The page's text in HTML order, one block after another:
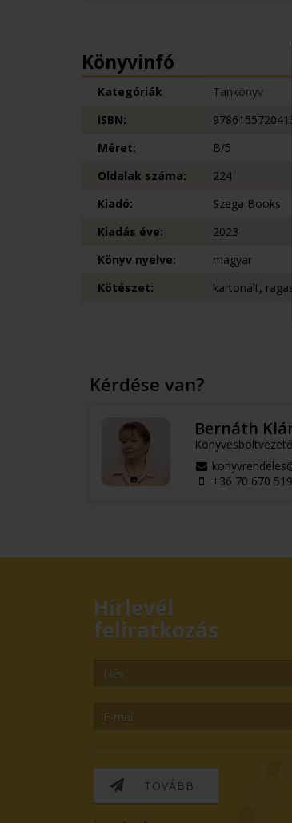
Könyvinfó
Kategóriák
Tankönyv
ISBN:
Méret:
B/5
Oldalak száma:
224
Kiadó:
Szega Books
Kiadás éve:
2023
Könyv nyelve:
magyar
Kötészet:
kartonált,
Kérdése van?
Bernáth
Könyvesboltvezető
+36 70 670
Hírlevél
feliratkozás
TOVÁBB